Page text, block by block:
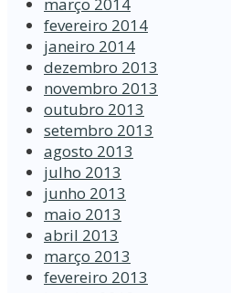
fevereiro 2014
janeiro 2014
dezembro 2013
novembro 2013
outubro 2013
setembro 2013
agosto 2013
julho 2013
junho 2013
maio 2013
abril 2013
março 2013
fevereiro 2013